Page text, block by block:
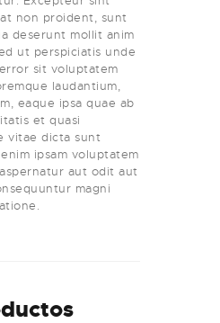
non proident, sunt
deserunt mollit anim
ut perspiciatis unde
sit voluptatem
laudantium,
eaque ipsa quae ab
et quasi
vitae dicta sunt
ipsam voluptatem
aut odit aut
magni